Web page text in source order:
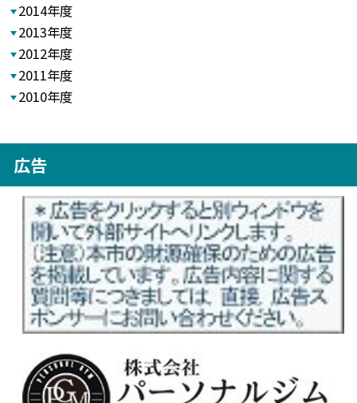
2014年度
2013年度
2012年度
2011年度
2010年度
広告